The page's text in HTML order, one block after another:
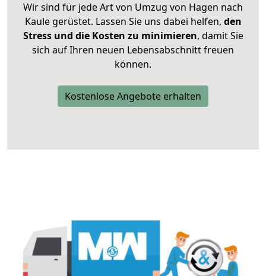
Wir sind für jede Art von Umzug von Hagen nach
Kaule gerüstet. Lassen Sie uns dabei helfen, den
Stress und die Kosten zu minimieren, damit Sie
sich auf Ihren neuen Lebensabschnitt freuen
können.
Kostenlose Angebote erhalten